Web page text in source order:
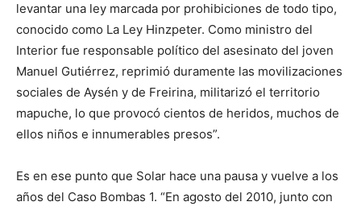
levantar una ley marcada por prohibiciones de todo tipo,
conocido como La Ley Hinzpeter. Como ministro del
Interior fue responsable político del asesinato del joven
Manuel Gutiérrez, reprimió duramente las movilizaciones
sociales de Aysén y de Freirina, militarizó el territorio
mapuche, lo que provocó cientos de heridos, muchos de
ellos niños e innumerables presos”.
Es en ese punto que Solar hace una pausa y vuelve a los
años del Caso Bombas 1. “En agosto del 2010, junto con